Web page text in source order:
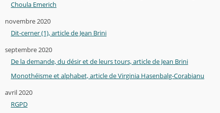
Choula Emerich
novembre 2020
Dit-cerner (1), article de Jean Brini
septembre 2020
De la demande, du désir et de leurs tours, article de Jean Brini
Monothéïsme et alphabet, article de Virginia Hasenbalg-Corabianu
avril 2020
RGPD